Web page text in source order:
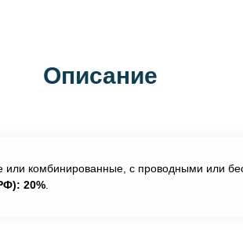
Описание
комбинированные, с проводными или
20%